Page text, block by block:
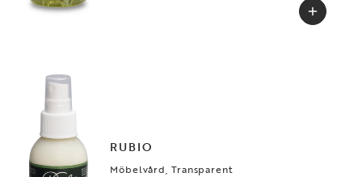
RUBIO
Möbelvård, Transparent